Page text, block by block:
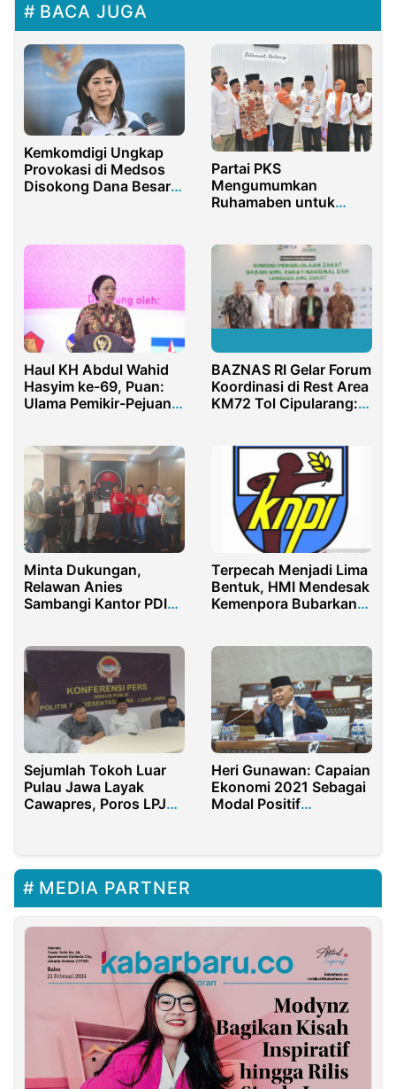
BACA JUGA
Kemkomdigi Ungkap
Provokasi di Medsos
Disokong Dana Besar,
Partai PKS
Mengumumkan
Ruhamaben untuk
Haul KH Abdul Wahid
Hasyim ke-69, Puan:
Ulama Pemikir-Pejuang
BAZNAS RI Gelar Forum
Koordinasi di Rest Area
KM72 Tol Cipularang:
Pemberdayaan
Masyarakat
Minta Dukungan,
Relawan Anies
Sambangi Kantor PDIP
Terpecah Menjadi Lima
Bentuk, HMI Mendesak
Kemenpora Bubarkan
Sejumlah Tokoh Luar
Pulau Jawa Layak
Cawapres, Poros LPJB:
Heri Gunawan: Capaian
Ekonomi 2021 Sebagai
Modal Positif
MEDIA PARTNER